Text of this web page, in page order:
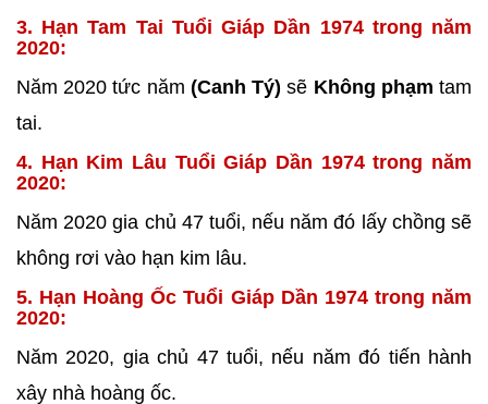
3. Hạn Tam Tai Tuổi Giáp Dần 1974 trong năm
2020:
Năm 2020 tức năm (Canh Tý) sẽ Không phạm tam
tai.
4. Hạn Kim Lâu Tuổi Giáp Dần 1974 trong năm
2020:
Năm 2020 gia chủ 47 tuổi, nếu năm đó lấy chồng sẽ
không rơi vào hạn kim lâu.
5. Hạn Hoàng Ốc Tuổi Giáp Dần 1974 trong năm
2020:
Năm 2020, gia chủ 47 tuổi, nếu năm đó tiến hành
xây nhà hoàng ốc.